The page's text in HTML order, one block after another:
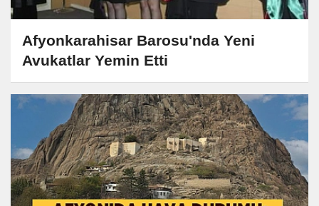
Afyonkarahisar Barosu'nda Yeni
Avukatlar Yemin Etti